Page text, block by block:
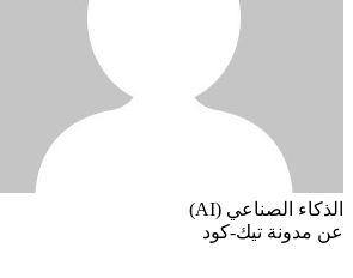
الذكاء الصناعي (AI)
عن مدونة تيك-كود